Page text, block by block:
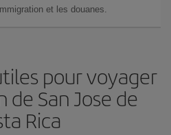
et les douanes.
pour voyager
San Jose de
Rica